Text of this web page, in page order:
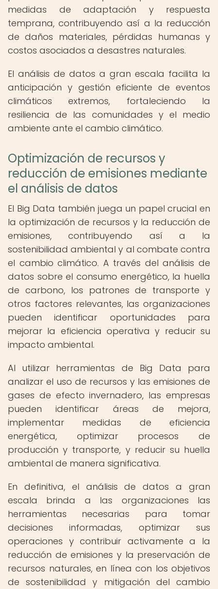
medidas de adaptación y respuesta
temprana, contribuyendo así a la reducción
de daños materiales, pérdidas humanas y
costos asociados a desastres naturales.
El análisis de datos a gran escala facilita la
anticipación y gestión eficiente de eventos
climáticos extremos, fortaleciendo la
resiliencia de las comunidades y el medio
ambiente ante el cambio climático.
Optimización de recursos y
reducción de emisiones mediante
el análisis de datos
El Big Data también juega un papel crucial en
la optimización de recursos y la reducción de
emisiones, contribuyendo así a la
sostenibilidad ambiental y al combate contra
el cambio climático. A través del análisis de
datos sobre el consumo energético, la huella
de carbono, los patrones de transporte y
otros factores relevantes, las organizaciones
pueden identificar oportunidades para
mejorar la eficiencia operativa y reducir su
impacto ambiental.
Al utilizar herramientas de Big Data para
analizar el uso de recursos y las emisiones de
gases de efecto invernadero, las empresas
pueden identificar áreas de mejora,
implementar medidas de eficiencia
energética, optimizar procesos de
producción y transporte, y reducir su huella
ambiental de manera significativa.
En definitiva, el análisis de datos a gran
escala brinda a las organizaciones las
herramientas necesarias para tomar
decisiones informadas, optimizar sus
operaciones y contribuir activamente a la
reducción de emisiones y la preservación de
recursos naturales, en línea con los objetivos
de sostenibilidad y mitigación del cambio